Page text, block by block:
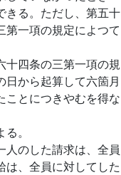
きる。ただし、第五十
一項の規定によつて
十四条の三第一項の規
から起算して六箇月
ことにつきやむを得な
。
のした請求は、全員
、全員に対してした